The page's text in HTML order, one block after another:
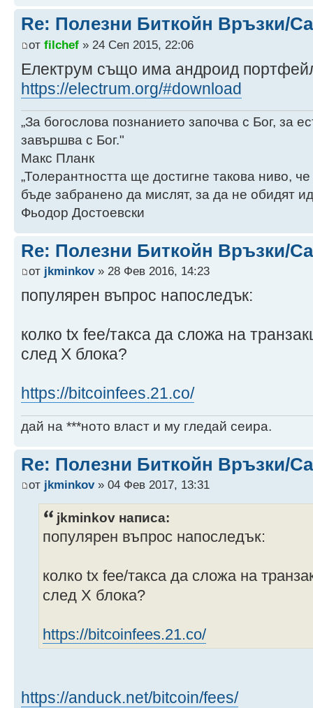
Re: Полезни Биткойн Връзки/
от filchef » 24 Сеп 2015, 22:06
Електрум също има андроид
https://electrum.org/#download
„За богослова познанието започва с Бог, за
завършва с Бог."
Макс Планк
„Толерантността ще достигне такова ниво,
бъде забранено да мислят, за да не обидят
Фьодор Достоевски
Re: Полезни Биткойн Връзки/
от jkminkov» 28 Фев 2016, 14:23
популярен въпрос напоследък:
колко tx fee/такса да сложа на
след Х блока?
https://bitcoinfees.21.co/
дай на ***ното власт и му гледай сеира.
Re: Полезни Биткойн Връзки/
от jkminkov» 04 Фев 2017, 13:31
jkminkov написа:
популярен въпрос напоследък:
колко tx fee/такса да сложа на
след Х блока?
https://bitcoinfees.21.co/
https://anduck.net/bitcoin/fees/